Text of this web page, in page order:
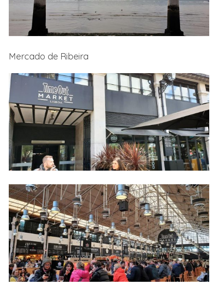
Mercado de Ribeira